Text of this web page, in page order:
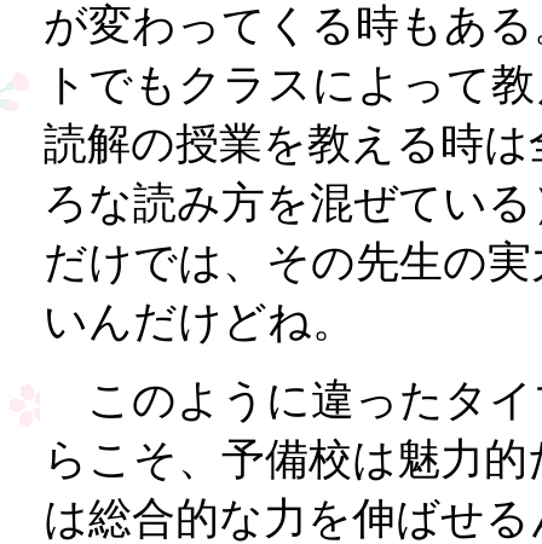
が変わってくる時もあ
トでもクラスによって
読解の授業を教える時
ろな読み方を混ぜてい
だけでは、その先生の
いんだけどね。
このように違ったタイ
らこそ、予備校は魅力
は総合的な力を伸ばせ